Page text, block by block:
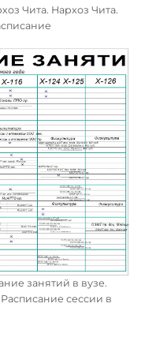
Чита. Нархоз Чита.
занятий в вузе.
сессии в